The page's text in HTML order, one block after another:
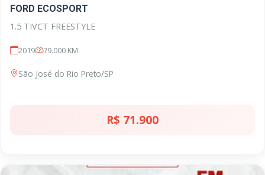
FORD ECOSPORT
1.5 TIVCT FREESTYLE
2019 79.000 KM
São José do Rio Preto/SP
R$ 71.900